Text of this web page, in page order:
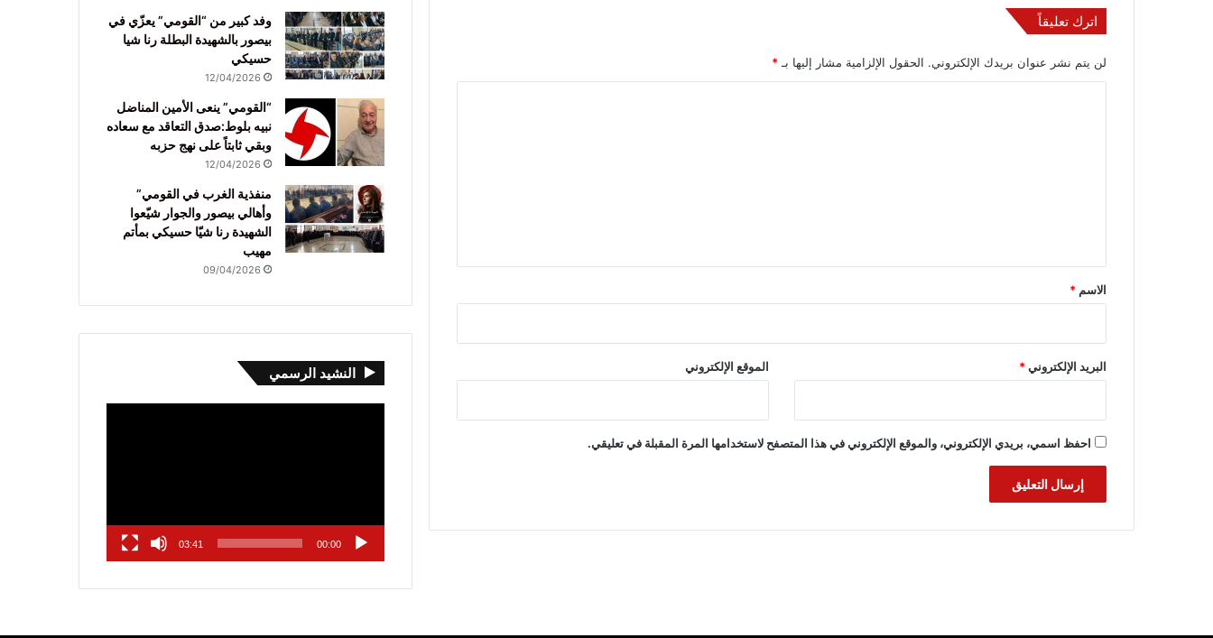
اترك تعليقاً
لن يتم نشر عنوان بريدك الإلكتروني. الحقول الإلزامية مشار إليها بـ*
*
الاسم *
البريد الإلكتروني* الموقع الإلكتروني
احفظ اسمي، بريدي الإلكتروني، والموقع الإلكتروني في هذا المتصفح لاستخدامها المرة المقبلة في تعليقي.
وفد كبير من “القومي” يعزّي في
بيصور بالشهيدة البطلة رنا شيا
حسيكي
12/04/2026
“القومي” ينعى الأمين المناضل
نبيه بلوط:صدق التعاقد مع سعاده
وبقي ثابتاً على نهج حزبه
12/04/2026
منفذية الغرب في القومي”
وأهالي بيصور والجوار شيّعوا
الشهيدة رنا شيّا حسيكي بمأتم
مهيب
09/04/2026
النشيد الرسمي
00:00
03:41